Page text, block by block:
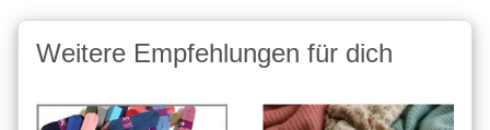
Weitere Empfehlungen für dich